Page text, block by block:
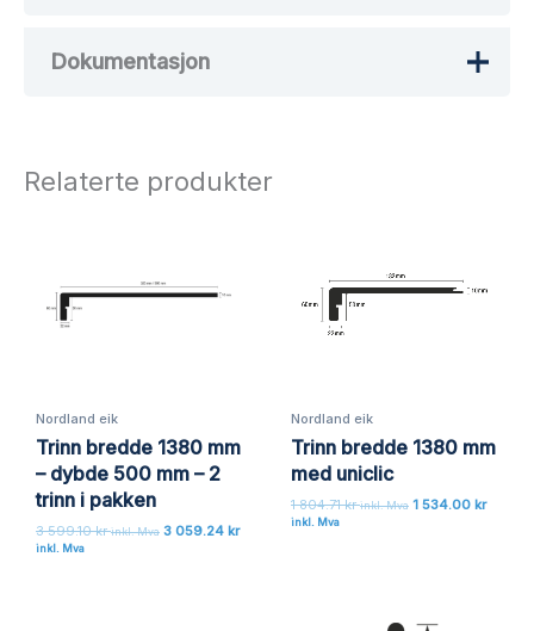
Det er ingen omtaler ennå.
bredde 2780 mm med uniclic»
Din e-postadresse vil ikke bli publisert.
Omtalen din
Navn*
Dokumentasjon
Relaterte produkter
Nordland eik
Trinn bredde 1380 mm
– dybde 500 mm – 2
trinn i pakken
3 599.10kr inkl. Mva 3 059.24 kr
inkl. Mva
Nordland eik
Trinn bredde 1380 mm
med uniclic
1 804.71kr inkl. Mva 1 534.00 kr
inkl. Mva